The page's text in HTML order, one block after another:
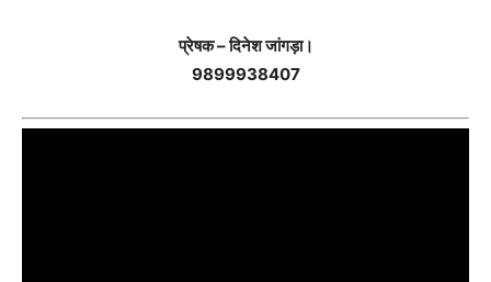
प्रेषक – दिनेश जांगड़ा।
9899938407